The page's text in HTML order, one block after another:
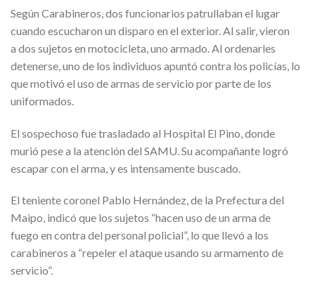
Según Carabineros, dos funcionarios patrullaban el lugar
cuando escucharon un disparo en el exterior. Al salir, vieron
a dos sujetos en motocicleta, uno armado. Al ordenarles
detenerse, uno de los individuos apuntó contra los policías, lo
que motivó el uso de armas de servicio por parte de los
uniformados.
El sospechoso fue trasladado al Hospital El Pino, donde
murió pese a la atención del SAMU. Su acompañante logró
escapar con el arma, y es intensamente buscado.
El teniente coronel Pablo Hernández, de la Prefectura del
Maipo, indicó que los sujetos “hacen uso de un arma de
fuego en contra del personal policial”, lo que llevó a los
carabineros a “repeler el ataque usando su armamento de
servicio”.